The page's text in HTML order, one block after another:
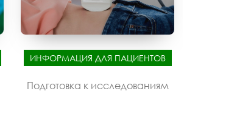
ИНФОРМАЦИЯ ДЛЯ ПАЦИЕНТОВ
Подготовка к исследованиям